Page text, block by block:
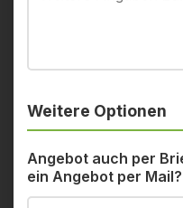
Weitere Optionen
Angebot auch per
ein Angebot per Mail?